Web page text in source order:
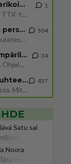
Ernest Lawson täräytti erikoisen heiton TTK-lehdistötilaisuudessa: " Onko tässä tarkoituksena...?"
Ernest Lawson esitteli uudet TTK-tähtioppilaat ja opettajat torstaina 6.8. lehdistölle. Tulevalla kaudella on yksi hausk
1
Jos SDP ei voita reilusti, persut kumoavat demokratian Suomesta
Näin tekisi ainakin Rydman seuratessaan idolinsa Trumpin mallia https://www.is.fi/politiikka/art-2000012187244.html
504
Uuden TTK-juontajan ympärillä epätietoisuus sakenee - Nyt MTV hämmentää soppaa
TTK tulee taas tänä syksynä. Ohjelman uudet tähtioppilaat julkistetaan torstaina 6. elokuuta klo 14 alkavassa lehdistö
34
Mitä tuot pöytään parisuhteessa?
Siinäpä se kysymys on otsikossa. Mitäpä siis tuot/toisit pöytään parisuhteessa? Oletko mies vai nainen? Koetko sen mitä
457
Satu sai
Noora
moni jo